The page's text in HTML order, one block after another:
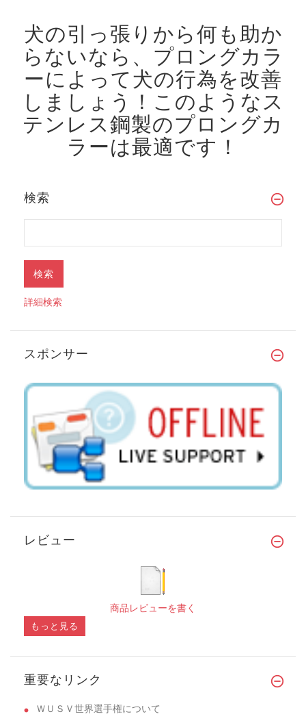
犬の引っ張りから何も助か
らないなら、プロングカラ
ーによって犬の行為を改善
しましょう！ このようなス
テンレス鋼製のプロングカ
ラーは最適です！
検索
詳細検索
スポンサー
レビュー
商品レビューを書く
もっと見る
重要なリンク
ＷＵＳＶ世界選手権について